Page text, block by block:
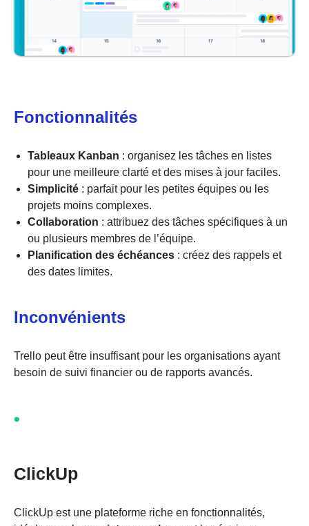
Fonctionnalités
Tableaux Kanban : organisez les tâches en listes
pour une meilleure clarté et des mises à jour faciles.
Simplicité : parfait pour les petites équipes ou les
projets moins complexes.
Collaboration : attribuez des tâches spécifiques à un
ou plusieurs membres de l’équipe.
Planification des échéances : créez des rappels et
des dates limites.
Inconvénients
Trello peut être insuffisant pour les organisations ayant
besoin de suivi financier ou de rapports avancés.
ClickUp
ClickUp est une plateforme riche en fonctionnalités,